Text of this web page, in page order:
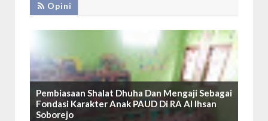
Opini
Pembiasaan Shalat Dhuha Dan Mengaji Sebagai
Fondasi Karakter Anak PAUD Di RA Al Ihsan
Soborejo